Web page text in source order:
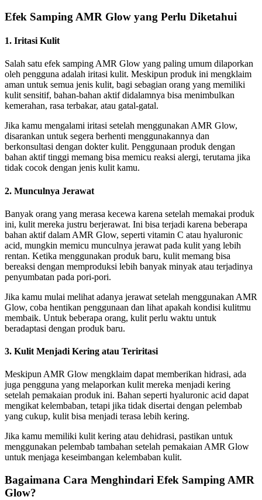
Efek Samping AMR Glow yang Perlu Diketahui
1. Iritasi Kulit
Salah satu efek samping AMR Glow yang paling umum dilaporkan
oleh pengguna adalah iritasi kulit. Meskipun produk ini mengklaim
aman untuk semua jenis kulit, bagi sebagian orang yang memiliki
kulit sensitif, bahan-bahan aktif didalamnya bisa menimbulkan
kemerahan, rasa terbakar, atau gatal-gatal.
Jika kamu mengalami iritasi setelah menggunakan AMR Glow,
disarankan untuk segera berhenti menggunakannya dan
berkonsultasi dengan dokter kulit. Penggunaan produk dengan
bahan aktif tinggi memang bisa memicu reaksi alergi, terutama jika
tidak cocok dengan jenis kulit kamu.
2. Munculnya Jerawat
Banyak orang yang merasa kecewa karena setelah memakai produk
ini, kulit mereka justru berjerawat. Ini bisa terjadi karena beberapa
bahan aktif dalam AMR Glow, seperti vitamin C atau hyaluronic
acid, mungkin memicu munculnya jerawat pada kulit yang lebih
rentan. Ketika menggunakan produk baru, kulit memang bisa
bereaksi dengan memproduksi lebih banyak minyak atau terjadinya
penyumbatan pada pori-pori.
Jika kamu mulai melihat adanya jerawat setelah menggunakan AMR
Glow, coba hentikan penggunaan dan lihat apakah kondisi kulitmu
membaik. Untuk beberapa orang, kulit perlu waktu untuk
beradaptasi dengan produk baru.
3. Kulit Menjadi Kering atau Teriritasi
Meskipun AMR Glow mengklaim dapat memberikan hidrasi, ada
juga pengguna yang melaporkan kulit mereka menjadi kering
setelah pemakaian produk ini. Bahan seperti hyaluronic acid dapat
mengikat kelembaban, tetapi jika tidak disertai dengan pelembab
yang cukup, kulit bisa menjadi terasa lebih kering.
Jika kamu memiliki kulit kering atau dehidrasi, pastikan untuk
menggunakan pelembab tambahan setelah pemakaian AMR Glow
untuk menjaga keseimbangan kelembaban kulit.
Bagaimana Cara Menghindari Efek Samping AMR
Glow?